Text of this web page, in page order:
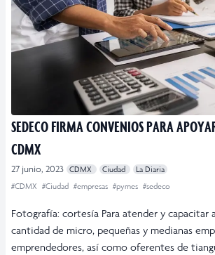
SEDECO FIRMA CONVENIOS PARA
CDMX
27 junio, 2023 CDMX Ciudad
La Diaria
#CDMX #Ciudad #empresas #pymes #sedeco
Fotografía: cortesía Para atender y capacitar
cantidad de micro, pequeñas y medianas
emprendedores, así como oferentes de